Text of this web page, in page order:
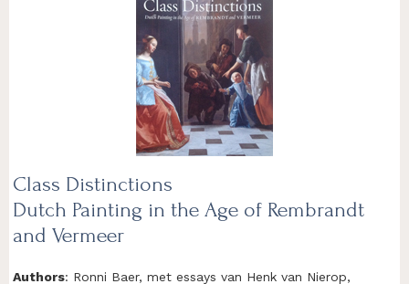
Class Distinctions
Dutch Painting in the Age of Rembrandt
and Vermeer
Authors: Ronni Baer, met essays van Henk van Nierop,